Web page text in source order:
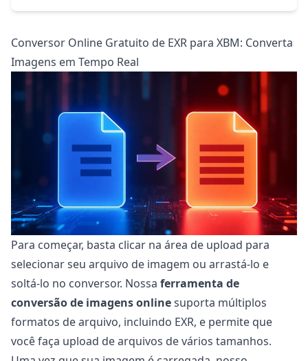
Conversor Online Gratuito de EXR para XBM: Converta
Imagens em Tempo Real
Para começar, basta clicar na área de upload para
selecionar seu arquivo de imagem ou arrastá-lo e
soltá-lo no conversor. Nossa ferramenta de
conversão de imagens onlinesuporta múltiplos
formatos de arquivo, incluindo EXR, e permite que
você faça upload de arquivos de vários tamanhos.